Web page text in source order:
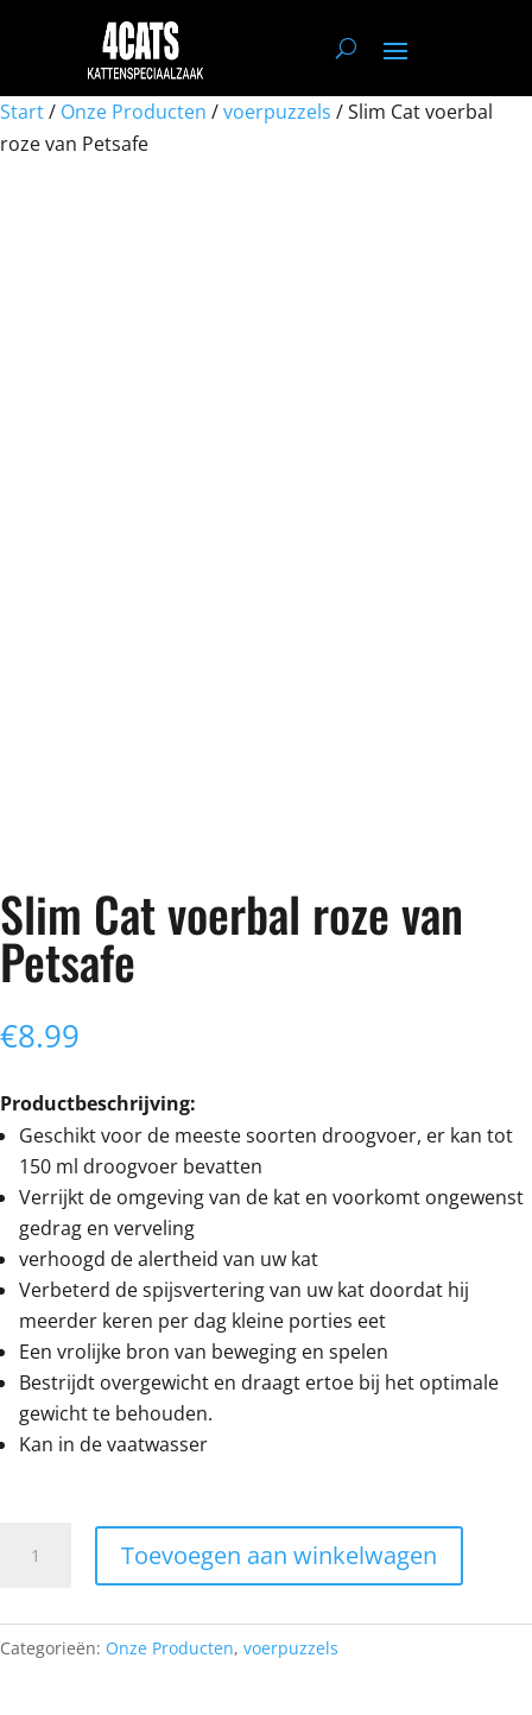
Start/ Onze Producten /voerpuzzels / Slim Cat voerbal
roze van Petsafe
Slim Cat voerbal roze van
Petsafe
€8.99
Productbeschrijving:
Geschikt voor de meeste soorten droogvoer, er kan tot
150 ml droogvoer bevatten
Verrijkt de omgeving van de kat en voorkomt ongewenst
gedrag en verveling
verhoogd de alertheid van uw kat
Verbeterd de spijsvertering van uw kat doordat hij
meerder keren per dag kleine porties eet
Een vrolijke bron van beweging en spelen
Bestrijdt overgewicht en draagt ertoe bij het optimale
gewicht te behouden.
Kan in de vaatwasser
roze
Toevoegen aan winkelwagen
Categorieën: Onze Producten, voerpuzzels